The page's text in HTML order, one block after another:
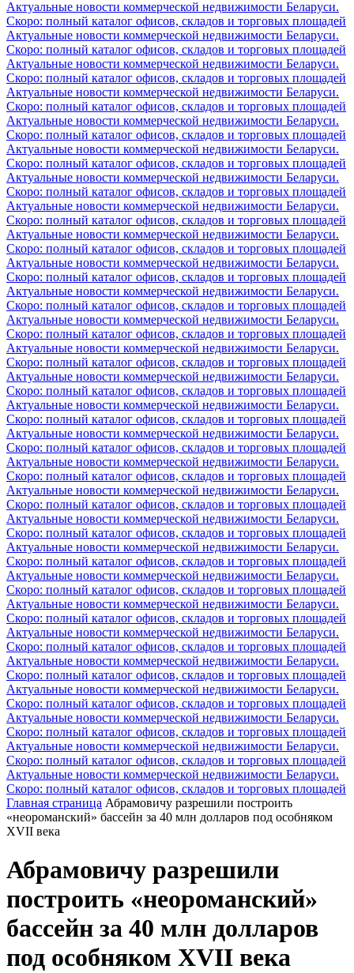
Актуальные новости коммерческой недвижимости Беларуси.
Скоро: полный каталог офисов, складов и торговых площадей
Актуальные новости коммерческой недвижимости Беларуси.
Скоро: полный каталог офисов, складов и торговых площадей
Актуальные новости коммерческой недвижимости Беларуси.
Скоро: полный каталог офисов, складов и торговых площадей
Актуальные новости коммерческой недвижимости Беларуси.
Скоро: полный каталог офисов, складов и торговых площадей
Актуальные новости коммерческой недвижимости Беларуси.
Скоро: полный каталог офисов, складов и торговых площадей
Актуальные новости коммерческой недвижимости Беларуси.
Скоро: полный каталог офисов, складов и торговых площадей
Актуальные новости коммерческой недвижимости Беларуси.
Скоро: полный каталог офисов, складов и торговых площадей
Актуальные новости коммерческой недвижимости Беларуси.
Скоро: полный каталог офисов, складов и торговых площадей
Актуальные новости коммерческой недвижимости Беларуси.
Скоро: полный каталог офисов, складов и торговых площадей
Актуальные новости коммерческой недвижимости Беларуси.
Скоро: полный каталог офисов, складов и торговых площадей
Актуальные новости коммерческой недвижимости Беларуси.
Скоро: полный каталог офисов, складов и торговых площадей
Актуальные новости коммерческой недвижимости Беларуси.
Скоро: полный каталог офисов, складов и торговых площадей
Актуальные новости коммерческой недвижимости Беларуси.
Скоро: полный каталог офисов, складов и торговых площадей
Актуальные новости коммерческой недвижимости Беларуси.
Скоро: полный каталог офисов, складов и торговых площадей
Актуальные новости коммерческой недвижимости Беларуси.
Скоро: полный каталог офисов, складов и торговых площадей
Актуальные новости коммерческой недвижимости Беларуси.
Скоро: полный каталог офисов, складов и торговых площадей
Актуальные новости коммерческой недвижимости Беларуси.
Скоро: полный каталог офисов, складов и торговых площадей
Актуальные новости коммерческой недвижимости Беларуси.
Скоро: полный каталог офисов, складов и торговых площадей
Актуальные новости коммерческой недвижимости Беларуси.
Скоро: полный каталог офисов, складов и торговых площадей
Актуальные новости коммерческой недвижимости Беларуси.
Скоро: полный каталог офисов, складов и торговых площадей
Актуальные новости коммерческой недвижимости Беларуси.
Скоро: полный каталог офисов, складов и торговых площадей
Актуальные новости коммерческой недвижимости Беларуси.
Скоро: полный каталог офисов, складов и торговых площадей
Актуальные новости коммерческой недвижимости Беларуси.
Скоро: полный каталог офисов, складов и торговых площадей
Актуальные новости коммерческой недвижимости Беларуси.
Скоро: полный каталог офисов, складов и торговых площадей
Актуальные новости коммерческой недвижимости Беларуси.
Скоро: полный каталог офисов, складов и торговых площадей
Актуальные новости коммерческой недвижимости Беларуси.
Скоро: полный каталог офисов, складов и торговых площадей
Актуальные новости коммерческой недвижимости Беларуси.
Скоро: полный каталог офисов, складов и торговых площадей
Актуальные новости коммерческой недвижимости Беларуси.
Скоро: полный каталог офисов, складов и торговых площадей
Главная страница Абрамовичу разрешили построить
«неороманский» бассейн за 40 млн долларов под особняком
XVII века
Абрамовичу разрешили
построить «неороманский»
бассейн за 40 млн долларов
под особняком XVII века